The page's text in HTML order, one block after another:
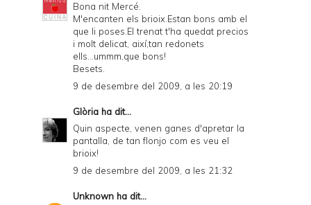
Bona nit Mercé.
M'encanten els brioix.Estan bons amb el
que li poses.El trenat t'ha quedat precios
i molt delicat, així,tan redonets
ells...ummm,que bons!
Besets.
9 de desembre del 2009, a les 20:19
Glòria ha dit...
Quin aspecte, venen ganes d'apretar la
pantalla, de tan flonjo com es veu el
brioix!
9 de desembre del 2009, a les 21:32
Unknown ha dit...